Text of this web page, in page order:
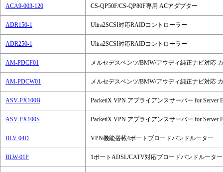
ACA9-003-120 CS-QP50F/CS-QP80F専用 ACアダプター
ADR150-1 Ultra2SCSI対応RAIDコントローラー
ADR250-1 Ultra2SCSI対応RAIDコントローラー
AM-PDCF01 メルセデスベンツ/BMW/アウディ純正ナビ対応
AM-PDCW01 メルセデスベンツ/BMW/アウディ純正ナビ対応
ASV-PX100B PacketiX VPN アプライアンスサーバー for Server
ASV-PX100S PacketiX VPN アプライアンスサーバー for
BLV-04D VPN機能搭載4ポートブロードバンドルーター
BLW-01P 1ポートADSL/CATV対応ブロードバンドルーター